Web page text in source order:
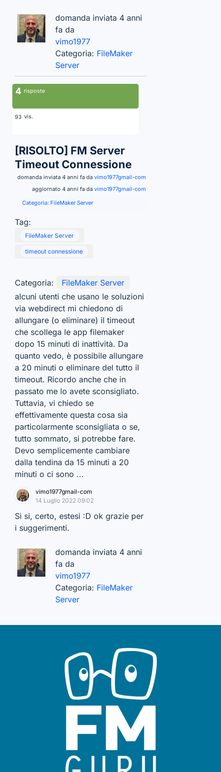
domanda inviata 4 anni
fa da
vimo1977
Categoria: FileMaker
Server
4 risposte
93 vis.
[RISOLTO] FM Server
Timeout Connessione
domanda inviata 4 anni fa da vimo1977gmail-com
aggiornato 4 anni fa da vimo1977gmail-com
Categoria: FileMaker Server
Tag:
FileMaker Server
timeout connessione
Categoria:
FileMaker Server
alcuni utenti che usano le soluzioni
via webdirect mi chiedono di
allungare (o eliminare) il timeout
che scollega le app filemaker
dopo 15 minuti di inattività. Da
quanto vedo, è possibile allungare
a 20 minuti o eliminare del tutto il
timeout. Ricordo anche che in
passato me lo avete sconsigliato.
Tuttavia, vi chiedo se
effettivamente questa cosa sia
particolarmente sconsigliata o se,
tutto sommato, si potrebbe fare.
Devo semplicemente cambiare
dalla tendina da 15 minuti a 20
minuti o ci sono ...
vimo1977gmail-com
14 Luglio 2022 09:02
Si si, certo, estesi :D ok grazie per
i suggerimenti.
domanda inviata 4 anni
fa da
vimo1977
Categoria: FileMaker
Server